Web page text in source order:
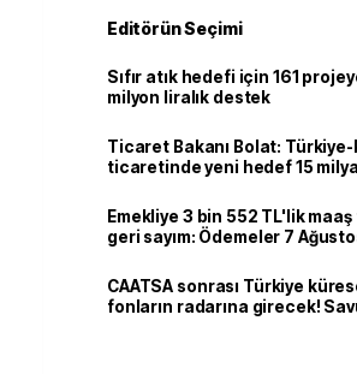
Editörün Seçimi
Sıfır atık hedefi için 161
milyon liralık destek
Ticaret Bakanı Bolat: Türkiye-
ticaretinde yeni hedef 15
Emekliye 3 bin 552 TL'lik
geri sayım: Ödemeler 7
CAATSA sonrası Türkiye
fonların radarına girecek!